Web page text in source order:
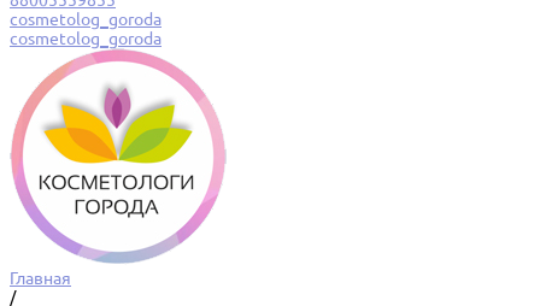
cosmetolog_goroda
cosmetolog_goroda
Главная
/